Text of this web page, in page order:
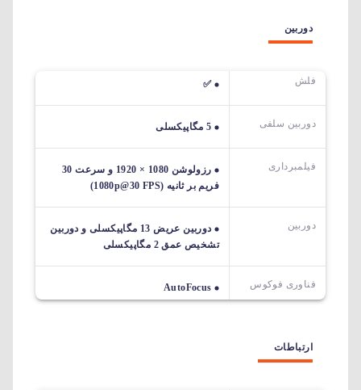
دوربین
فلش ✅
دوربین سلفی 5 مگاپیکسلی
فیلمبرداری
رزولوشن 1080 × 1920 و سرعت 30
فریم بر ثانیه (1080p@30 FPS)
دوربین
دوربین عریض 13 مگاپیکسلی و دوربین
تشخیص عمق 2 مگاپیکسلی
فناوری فوکوس AutoFocus
ارتباطات